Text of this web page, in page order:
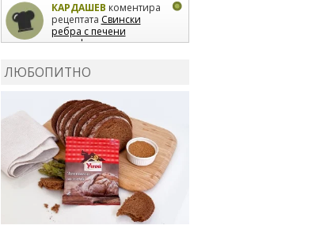
КАРДАШЕВ коментира
рецептата Свински
ребра с печени
картофи
лимон
коментира рецептата
Киноа със зеленчуци
ЛЮБОПИТНО